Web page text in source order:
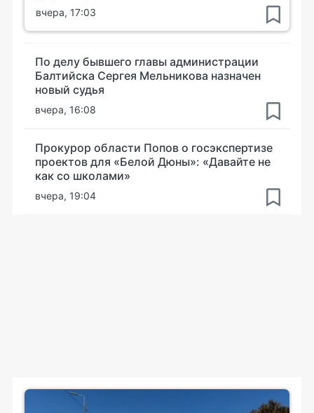
вчера, 17:03
По делу бывшего главы администрации
Балтийска Сергея Мельникова назначен
новый судья
вчера, 16:08
Прокурор области Попов о госэкспертизе
проектов для «Белой Дюны»: «Давайте не
как со школами»
вчера, 19:04